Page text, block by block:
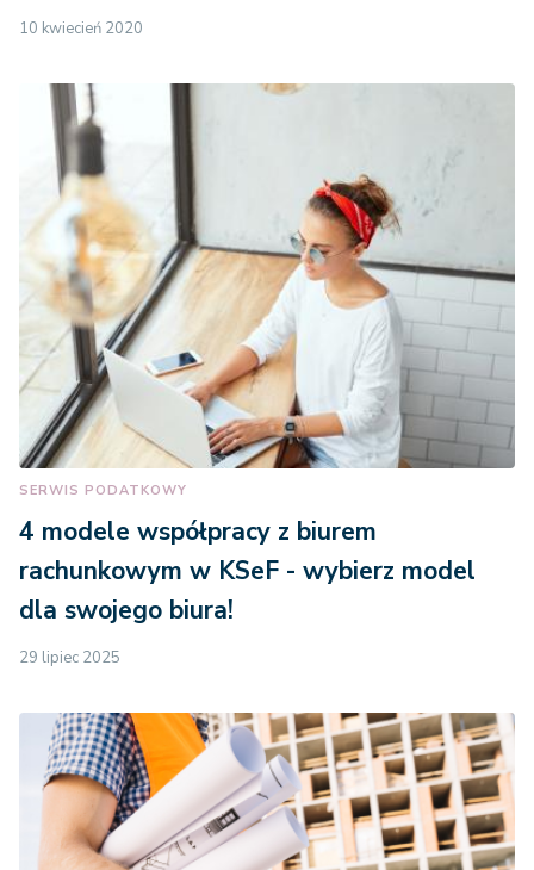
10 kwiecień 2020
SERWIS PODATKOWY
4 modele współpracy z biurem
rachunkowym w KSeF - wybierz model
dla swojego biura!
29 lipiec 2025